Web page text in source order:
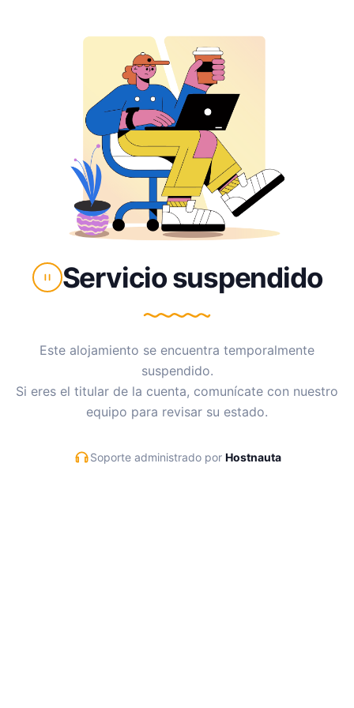
Servicio suspendido
Este alojamiento se encuentra temporalmente
suspendido.
Si eres el titular de la cuenta, comunícate con nuestro
equipo para revisar su estado.
Soporte administrado por Hostnauta